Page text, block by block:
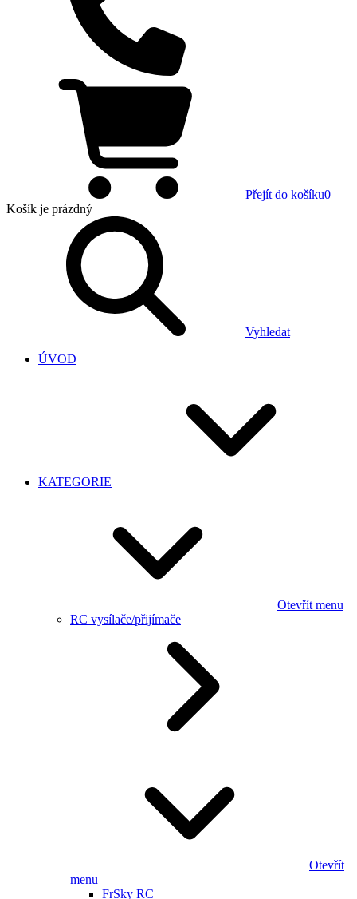
Přejít do košíku0
Košík je prázdný
Vyhledat
ÚVOD
KATEGORIE
Otevřít menu
RC vysílače/přijímače
Otevřít
menu
FrSky RC